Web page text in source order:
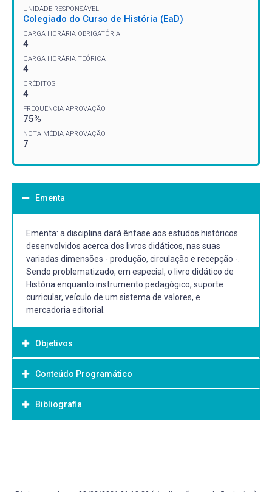
UNIDADE RESPONSÁVEL
Colegiado do Curso de História (EaD)
CARGA HORÁRIA OBRIGATÓRIA
4
CARGA HORÁRIA TEÓRICA
4
CRÉDITOS
4
FREQUÊNCIA APROVAÇÃO
75%
NOTA MÉDIA APROVAÇÃO
7
Ementa
Ementa: a disciplina dará ênfase aos estudos históricos
desenvolvidos acerca dos livros didáticos, nas suas
variadas dimensões - produção, circulação e recepção -.
Sendo problematizado, em especial, o livro didático de
História enquanto instrumento pedagógico, suporte
curricular, veículo de um sistema de valores, e
mercadoria editorial.
Objetivos
Objetivo Geral:
Compreender e problematiza o livro didático em seus
diferentes aspectos: produção,
Conteúdo Programático
Bibliografia